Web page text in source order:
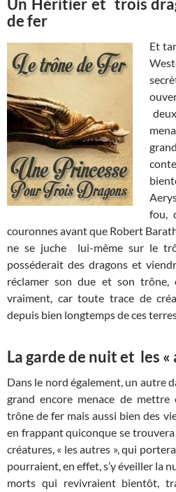
Un Héritier et trois
de fer
Et
fou,
couronnes avant que Robert
ne se juche lui-même sur le
posséderait des dragons et
réclamer son due et son trône,
vraiment, car toute trace de
depuis bien longtemps de ces
La garde de nuit et les «
Dans le nord également, un autre
grand encore menace de
trône de fer mais aussi bien des
en frappant quiconque se trouvera
créatures, « les autres », qui
pourraient, en effet, s’y éveiller la
morts qui revivraient bientôt,